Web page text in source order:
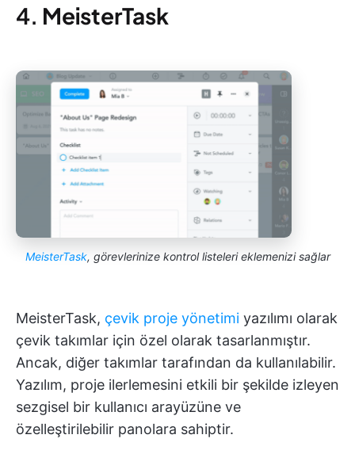
4. MeisterTask
MeisterTask, görevlerinize kontrol listeleri eklemenizi sağlar
MeisterTask, çevik proje yönetimi yazılımı olarak
çevik takımlar için özel olarak tasarlanmıştır.
Ancak, diğer takımlar tarafından da kullanılabilir.
Yazılım, proje ilerlemesini etkili bir şekilde izleyen
sezgisel bir kullanıcı arayüzüne ve
özelleştirilebilir panolara sahiptir.